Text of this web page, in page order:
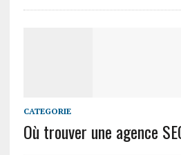
CATEGORIE
Où trouver une agence